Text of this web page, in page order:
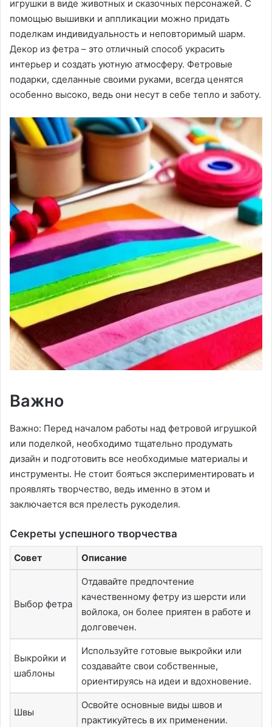
игрушки в виде животных и сказочных персонажей. С
помощью вышивки и аппликации можно придать
поделкам индивидуальность и неповторимый шарм.
Декор из фетра – это отличный способ украсить
интерьер и создать уютную атмосферу. Фетровые
подарки, сделанные своими руками, всегда ценятся
особенно высоко, ведь они несут в себе тепло и заботу.
Важно
Важно: Перед началом работы над фетровой игрушкой
или поделкой, необходимо тщательно продумать
дизайн и подготовить все необходимые материалы и
инструменты. Не стоит бояться экспериментировать и
проявлять творчество, ведь именно в этом и
заключается вся прелесть рукоделия.
Секреты успешного творчества
Совет Описание
Выбор фетра
Отдавайте предпочтение
качественному фетру из шерсти или
войлока, он более приятен в работе и
долговечен.
Выкройки и
шаблоны
Используйте готовые выкройки или
создавайте свои собственные,
ориентируясь на идеи и вдохновение.
Швы
Освойте основные виды швов и
практикуйтесь в их применении.